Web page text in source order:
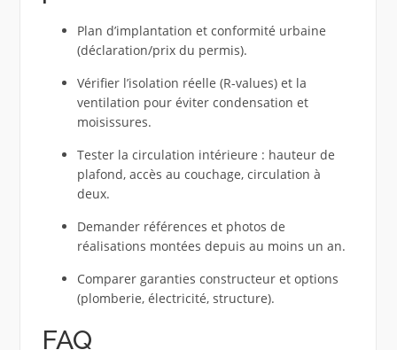
Plan d’implantation et conformité urbaine
(déclaration/prix du permis).
Vérifier l’isolation réelle (R-values) et la
ventilation pour éviter condensation et
moisissures.
Tester la circulation intérieure : hauteur de
plafond, accès au couchage, circulation à
deux.
Demander références et photos de
réalisations montées depuis au moins un an.
Comparer garanties constructeur et options
(plomberie, électricité, structure).
FAQ